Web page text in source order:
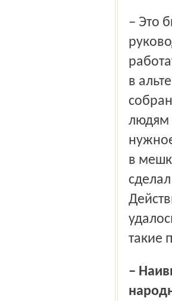
– Это был 1987 год. Возникла мода на выборы
в
людям
в
такие
– Наивысшей точкой вашей карьеры стало избрание